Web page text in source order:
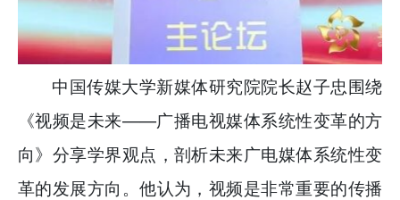
中国传媒大学新媒体研究院院长赵子忠围绕
《视频是未来——广播电视媒体系统性变革的方
向》分享学界观点，剖析未来广电媒体系统性变
革的发展方向。他认为，视频是非常重要的传播